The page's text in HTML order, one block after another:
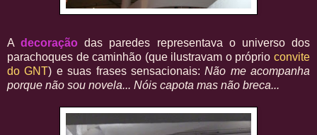
Adecoração das paredes representava o universo dos
parachoques de caminhão (que ilustravam o próprio convite
do GNT) e suas frases sensacionais:Não me acompanha
porque não sou novela... Nóis capota mas não breca...